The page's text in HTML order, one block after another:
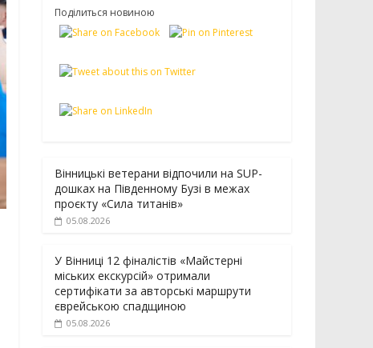
Поділиться новиною
Вінницькі ветерани відпочили на SUP-
дошках на Південному Бузі в межах
проєкту «Сила титанів»
05.08.2026
У Вінниці 12 фіналістів «Майстерні
міських екскурсій» отримали
сертифікати за авторські маршрути
єврейською спадщиною
05.08.2026